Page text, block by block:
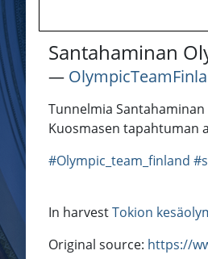
Santahaminan
―
Tunnelmia
Kuosmasen tapahtuman
#Olympic_team_finland
In harvestTokion
Original source: https://